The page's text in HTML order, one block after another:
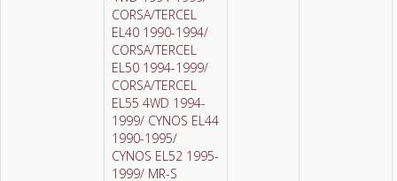
CORSA/TERCEL
EL40 1990-1994/
CORSA/TERCEL
EL50 1994-1999/
CORSA/TERCEL
EL55 4WD 1994-
1999/ CYNOS EL44
1990-1995/
CYNOS EL52 1995-
1999/ MR-S